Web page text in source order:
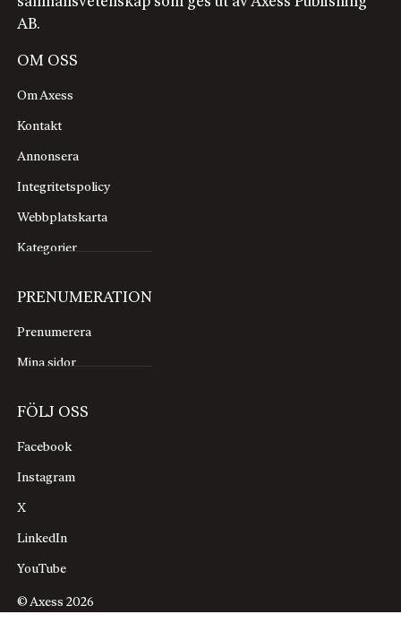
AB.
OM OSS
Om Axess
Kontakt
Annonsera
Integritetspolicy
Webbplatskarta
Kategorier
PRENUMERATION
Prenumerera
Mina sidor
FÖLJ OSS
Facebook
Instagram
X
LinkedIn
YouTube
© Axess 2026